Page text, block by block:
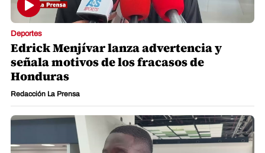
Deportes
Edrick Menjívar lanza advertencia y
señala motivos de los fracasos de
Honduras
Redacción La Prensa